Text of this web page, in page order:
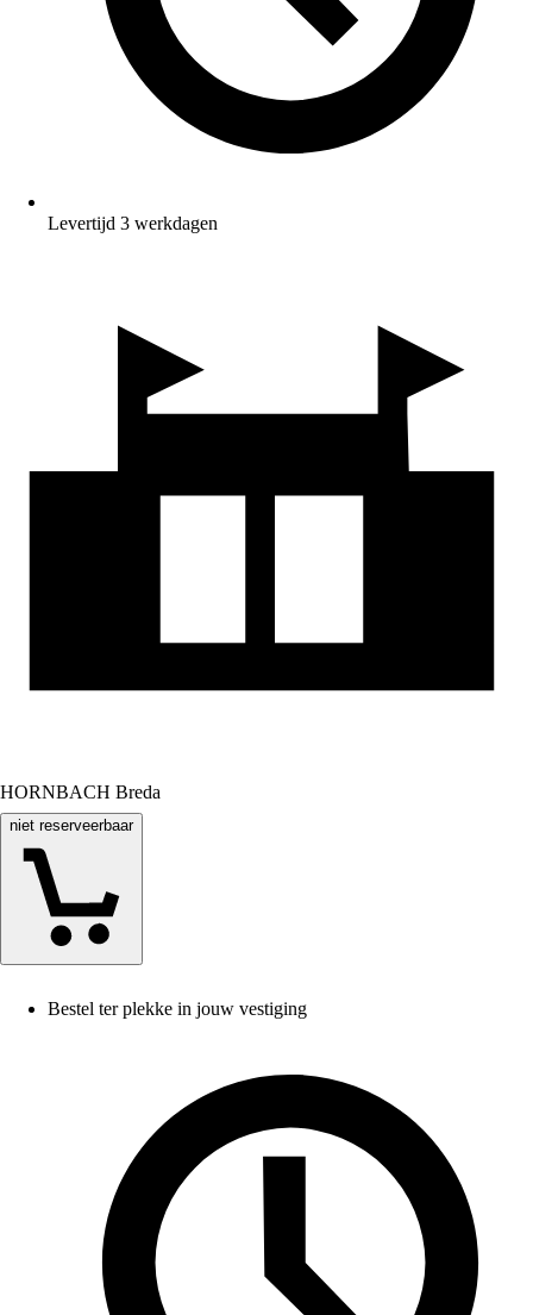
Levertijd 3 werkdagen
HORNBACH Breda
niet reserveerbaar
Bestel ter plekke in jouw vestiging